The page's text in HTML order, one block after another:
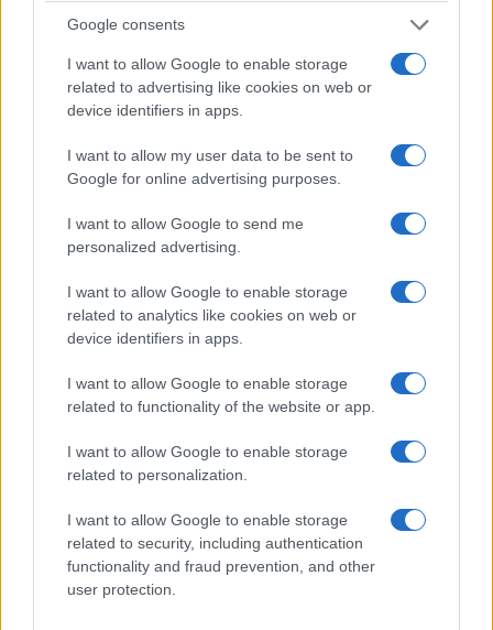
Google consents
I want to allow Google to enable storage
related to advertising like cookies on web or
device identifiers in apps.
I want to allow my user data to be sent to
Google for online advertising purposes.
I want to allow Google to send me
personalized advertising.
I want to allow Google to enable storage
related to analytics like cookies on web or
device identifiers in apps.
I want to allow Google to enable storage
related to functionality of the website or app.
I want to allow Google to enable storage
related to personalization.
I want to allow Google to enable storage
related to security, including authentication
functionality and fraud prevention, and other
user protection.
Προσκλητήριο συμμετοχής
στις απεργιακές
συγκεντρώσεις της
Πρωτομαγιάς σε Κοζάνη &
Πτολεμαΐδα
30 Απριλίου 2019, 6:00 μμ
σε "Προσεχείς
Εκδηλώσεις"
Την Κυριακή 8 Μαΐου ο
εορτασμός της εργατικής
απεργία
21 Απριλίου 2016, 9:51 πμ
σε "ΤΑ ΣΗΜΑΝΤΙΚΟΤΕΡΑ"